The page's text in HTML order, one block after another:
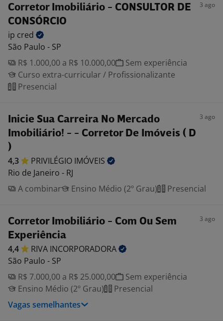
Corretor Imobiliário - CONSULTOR DE
CONSÓRCIO
3 ago
ip cred
São Paulo - SP
R$ 1.000,00 a R$ 10.000,00
Sem experiência
Curso extra-curricular / Profissionalizante
Presencial
Inicie Sua Carreira No Mercado
Imobiliário! - - Corretor De Imóveis ( D
)
3 ago
4,3 PRIVILÉGIO IMÓVEIS
Rio de Janeiro - RJ
A combinar
Ensino Médio (2º Grau) Presencial
Corretor Imobiliário - Com Ou Sem
Experiência
3 ago
4,4 RIVA INCORPORADORA
São Paulo - SP
R$ 7.000,00 a R$ 25.000,00
Sem experiência
Ensino Médio (2º Grau)
Presencial
Vagas semelhantes